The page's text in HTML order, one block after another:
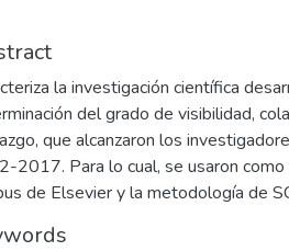
la investigación científica
del grado de visibilidad,
que alcanzaron los
2017. Para lo cual, se usaron
de Elsevier y la metodología de